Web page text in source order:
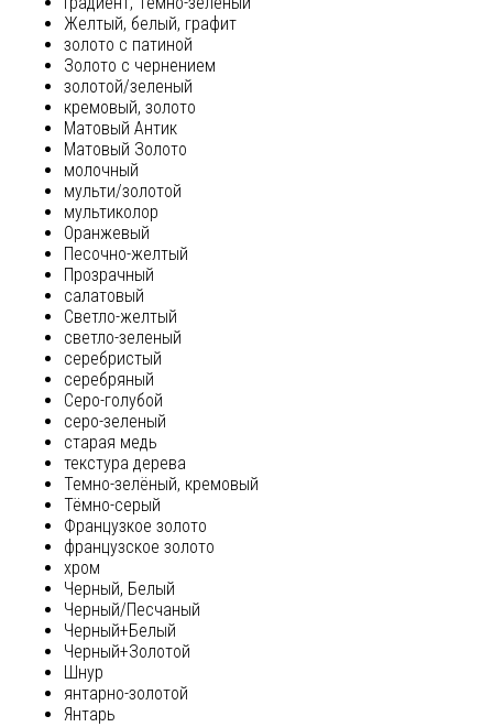
Желтый, белый, графит
золото с патиной
Золото с чернением
золотой/зеленый
кремовый, золото
Матовый Антик
Матовый Золото
молочный
мульти/золотой
мультиколор
Оранжевый
Песочно-желтый
Прозрачный
салатовый
Светло-желтый
светло-зеленый
серебристый
серебряный
Серо-голубой
серо-зеленый
старая медь
текстура дерева
Темно-зелёный, кремовый
Тёмно-серый
Французкое золото
французское золото
хром
Черный, Белый
Черный/Песчаный
Черный+Белый
Черный+Золотой
Шнур
янтарно-золотой
Янтарь